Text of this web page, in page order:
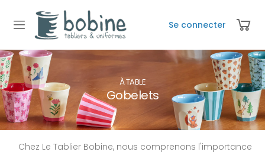
Se connecter
À TABLE
Gobelets
Chez Le Tablier Bobine, nous comprenons l'importance